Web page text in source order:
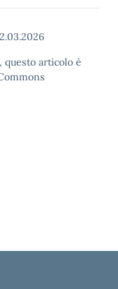
questo articolo è